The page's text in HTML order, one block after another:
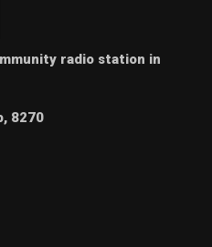
radio station in
8270